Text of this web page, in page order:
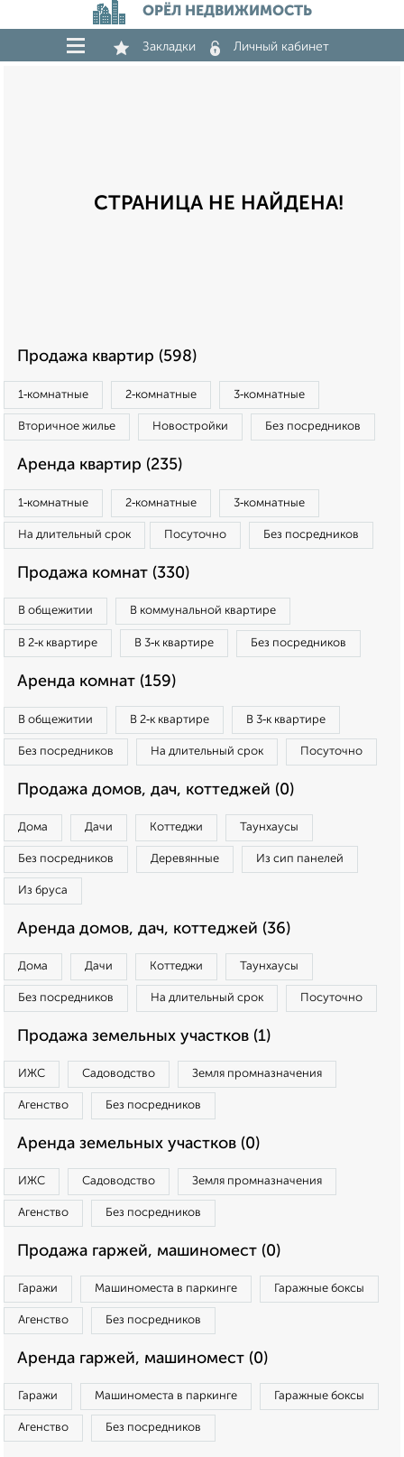
ОРЁЛ НЕДВИЖИМОСТЬ
Закладки Личный кабинет
СТРАНИЦА НЕ НАЙДЕНА!
Продажа квартир (598)
1‑комнатные 2‑комнатные 3‑комнатные
Вторичное жилье Новостройки Без посредников
Аренда квартир (235)
1‑комнатные 2‑комнатные 3‑комнатные
На длительный срок Посуточно Без посредников
Продажа комнат (330)
В общежитии В коммунальной квартире
В 2‑к квартире В 3‑к квартире Без посредников
Аренда комнат (159)
В общежитии В 2‑к квартире В 3‑к квартире
Без посредников На длительный срок Посуточно
Продажа домов, дач, коттеджей (0)
Дома Дачи Коттеджи Таунхаусы
Без посредников Деревянные Из сип панелей
Из бруса
Аренда домов, дач, коттеджей (36)
Дома Дачи Коттеджи Таунхаусы
Без посредников На длительный срок Посуточно
Продажа земельных участков (1)
ИЖС Садоводство Земля промназначения
Агенство Без посредников
Аренда земельных участков (0)
ИЖС Садоводство Земля промназначения
Агенство Без посредников
Продажа гаржей, машиномест (0)
Гаражи Машиноместа в паркинге Гаражные боксы
Агенство Без посредников
Аренда гаржей, машиномест (0)
Гаражи Машиноместа в паркинге Гаражные боксы
Агенство Без посредников